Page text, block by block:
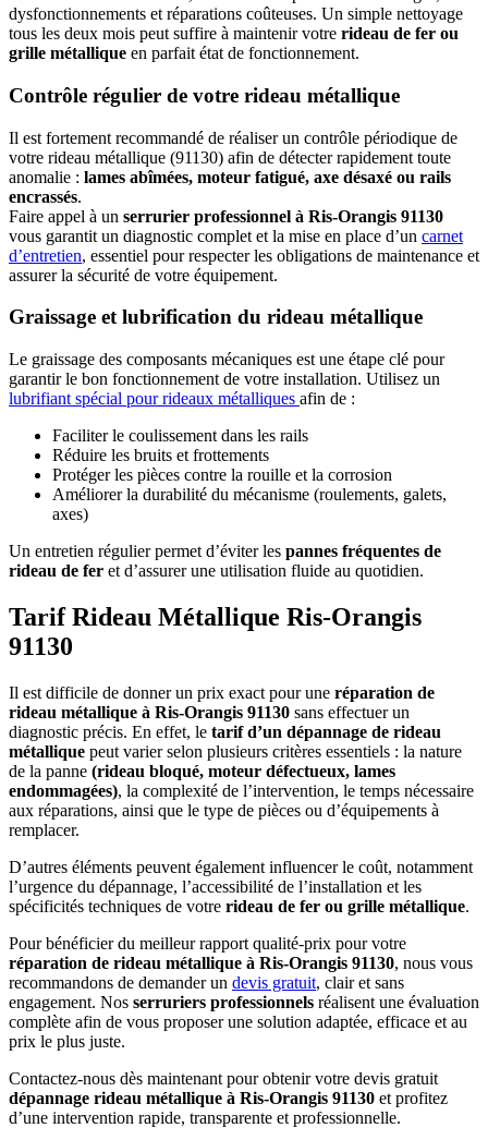
dysfonctionnements et réparations coûteuses. Un simple nettoyage
tous les deux mois peut suffire à maintenir votre rideau de fer ou
grille métallique en parfait état de fonctionnement.
Contrôle régulier de votre rideau métallique
Il est fortement recommandé de réaliser un contrôle périodique de
votre rideau métallique (91130) afin de détecter rapidement toute
anomalie : lames abîmées, moteur fatigué, axe désaxé ou rails
encrassés.
Faire appel à un serrurier professionnel à Ris-Orangis 91130
vous garantit un diagnostic complet et la mise en place d’un carnet
d’entretien, essentiel pour respecter les obligations de maintenance et
assurer la sécurité de votre équipement.
Graissage et lubrification du rideau métallique
Le graissage des composants mécaniques est une étape clé pour
garantir le bon fonctionnement de votre installation. Utilisez un
lubrifiant spécial pour rideaux métalliques afin de :
Faciliter le coulissement dans les rails
Réduire les bruits et frottements
Protéger les pièces contre la rouille et la corrosion
Améliorer la durabilité du mécanisme (roulements, galets,
axes)
Un entretien régulier permet d’éviter les pannes fréquentes de
rideau de fer et d’assurer une utilisation fluide au quotidien.
Tarif Rideau Métallique Ris-Orangis
91130
Il est difficile de donner un prix exact pour une réparation de
rideau métallique à Ris-Orangis 91130 sans effectuer un
diagnostic précis. En effet, le tarif d’un dépannage de rideau
métallique peut varier selon plusieurs critères essentiels : la nature
de la panne (rideau bloqué, moteur défectueux, lames
endommagées), la complexité de l’intervention, le temps nécessaire
aux réparations, ainsi que le type de pièces ou d’équipements à
remplacer.
D’autres éléments peuvent également influencer le coût, notamment
l’urgence du dépannage, l’accessibilité de l’installation et les
spécificités techniques de votre rideau de fer ou grille métallique.
Pour bénéficier du meilleur rapport qualité-prix pour votre
réparation de rideau métallique à Ris-Orangis 91130, nous vous
recommandons de demander un devis gratuit, clair et sans
engagement. Nos serruriers professionnels réalisent une évaluation
complète afin de vous proposer une solution adaptée, efficace et au
prix le plus juste.
Contactez-nous dès maintenant pour obtenir votre devis gratuit
dépannage rideau métallique à Ris-Orangis 91130 et profitez
d’une intervention rapide, transparente et professionnelle.